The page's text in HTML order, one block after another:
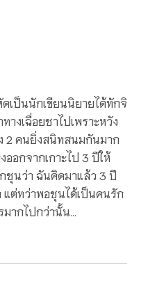
เป็นนักเขียนนิยายได้ทักจิ
างเฉื่อยชาไปเพราะหวัง
2 คนยิ่งสนิทสนมกันมาก
อกจากเกาะไป 3 ปีให้
ชุนว่า ฉันคิดมาแล้ว 3 ปี
แต่ทว่าพอชุนได้เป็นคนรัก
ากไปกว่านั้น...